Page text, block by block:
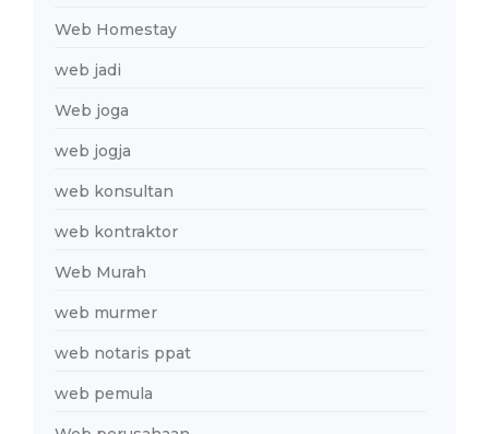
Web Homestay
web jadi
Web joga
web jogja
web konsultan
web kontraktor
Web Murah
web murmer
web notaris ppat
web pemula